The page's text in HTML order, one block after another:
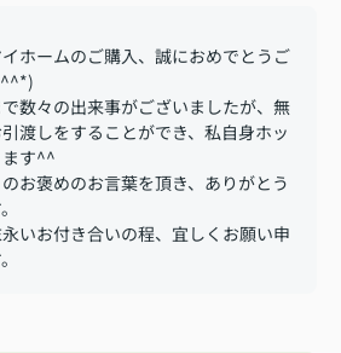
ホームのご購入、誠におめでとうご
数々の出来事がございましたが、無
渡しをすることができ、私自身ホッ
す^^
お褒めのお言葉を頂き、ありがとう
いお付き合いの程、宜しくお願い申